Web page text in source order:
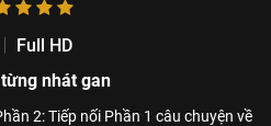
Full HD
nhát gan
2: Tiếp nối Phần 1 câu chuyện về